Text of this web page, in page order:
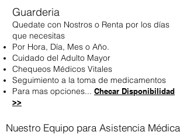
Guarderia
Quedate con Nostros o Renta por los días
que necesitas
Por Hora, Día, Mes o Año.
Cuidado del Adulto Mayor
Chequeos Médicos Vitales
Seguimiento a la toma de medicamentos
Para mas opciones... Checar Disponibilidad
>>
Nuestro Equipo para Asistencia Médica